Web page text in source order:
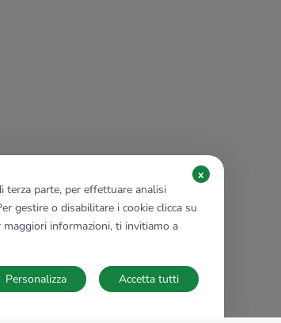
terza parte, per effettuare analisi
gestire o disabilitare i cookie clicca su
maggiori informazioni, ti invitiamo a
x
Accetta tutti
Personalizza